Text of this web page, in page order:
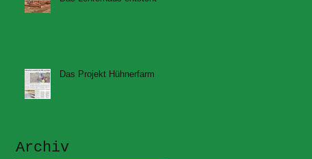
Das Projekt Hühnerfarm
Archiv